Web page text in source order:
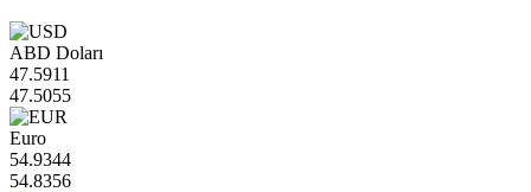
ABD Doları
47.5911
47.5055
Euro
54.9344
54.8356